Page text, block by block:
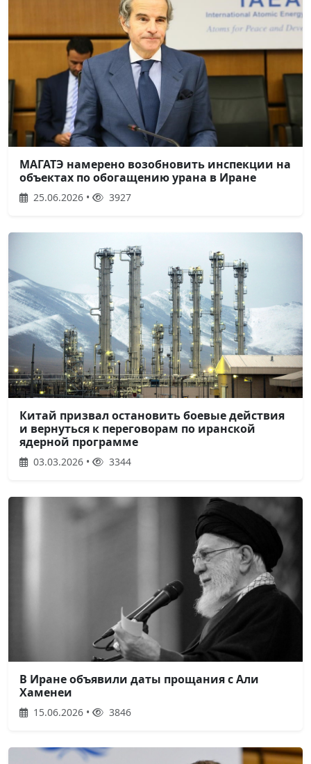
МАГАТЭ намерено возобновить инспекции на
объектах по обогащению урана в Иране
25.06.2026 • 3927
Китай призвал остановить боевые действия
и вернуться к переговорам по иранской
ядерной программе
03.03.2026 • 3344
В Иране объявили даты прощания с Али
Хаменеи
15.06.2026 • 3846